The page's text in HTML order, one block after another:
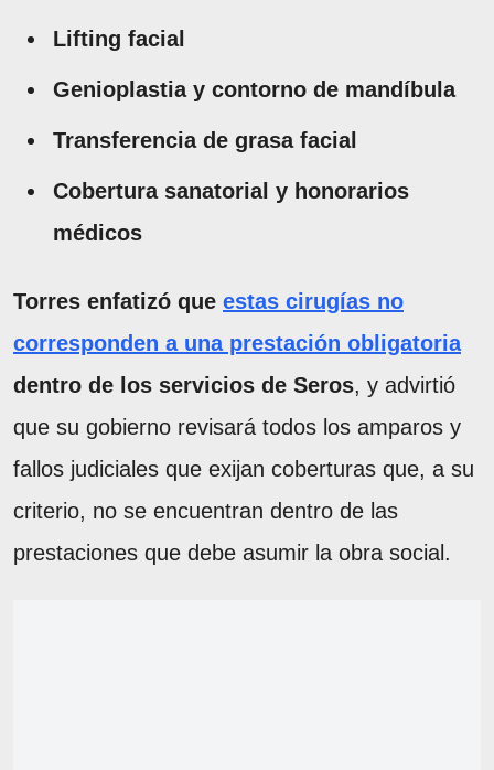
Lifting facial
Genioplastia y contorno de mandíbula
Transferencia de grasa facial
Cobertura sanatorial y honorarios
médicos
Torres enfatizó que estas cirugías no
corresponden a una prestación obligatoria
dentro de los servicios de Seros, y advirtió
que su gobierno revisará todos los amparos y
fallos judiciales que exijan coberturas que, a su
criterio, no se encuentran dentro de las
prestaciones que debe asumir la obra social.